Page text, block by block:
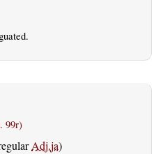
99r)
Adj.ja)